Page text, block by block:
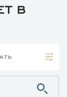
В